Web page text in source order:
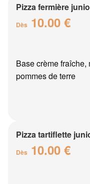
Pizza fermière
Dès 10.00 €
Base crème
pommes de terre
Pizza tartiflette
Dès 10.00 €